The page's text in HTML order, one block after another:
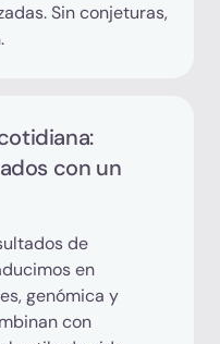
Sin conjeturas,
con un
de
en
genómica y
con